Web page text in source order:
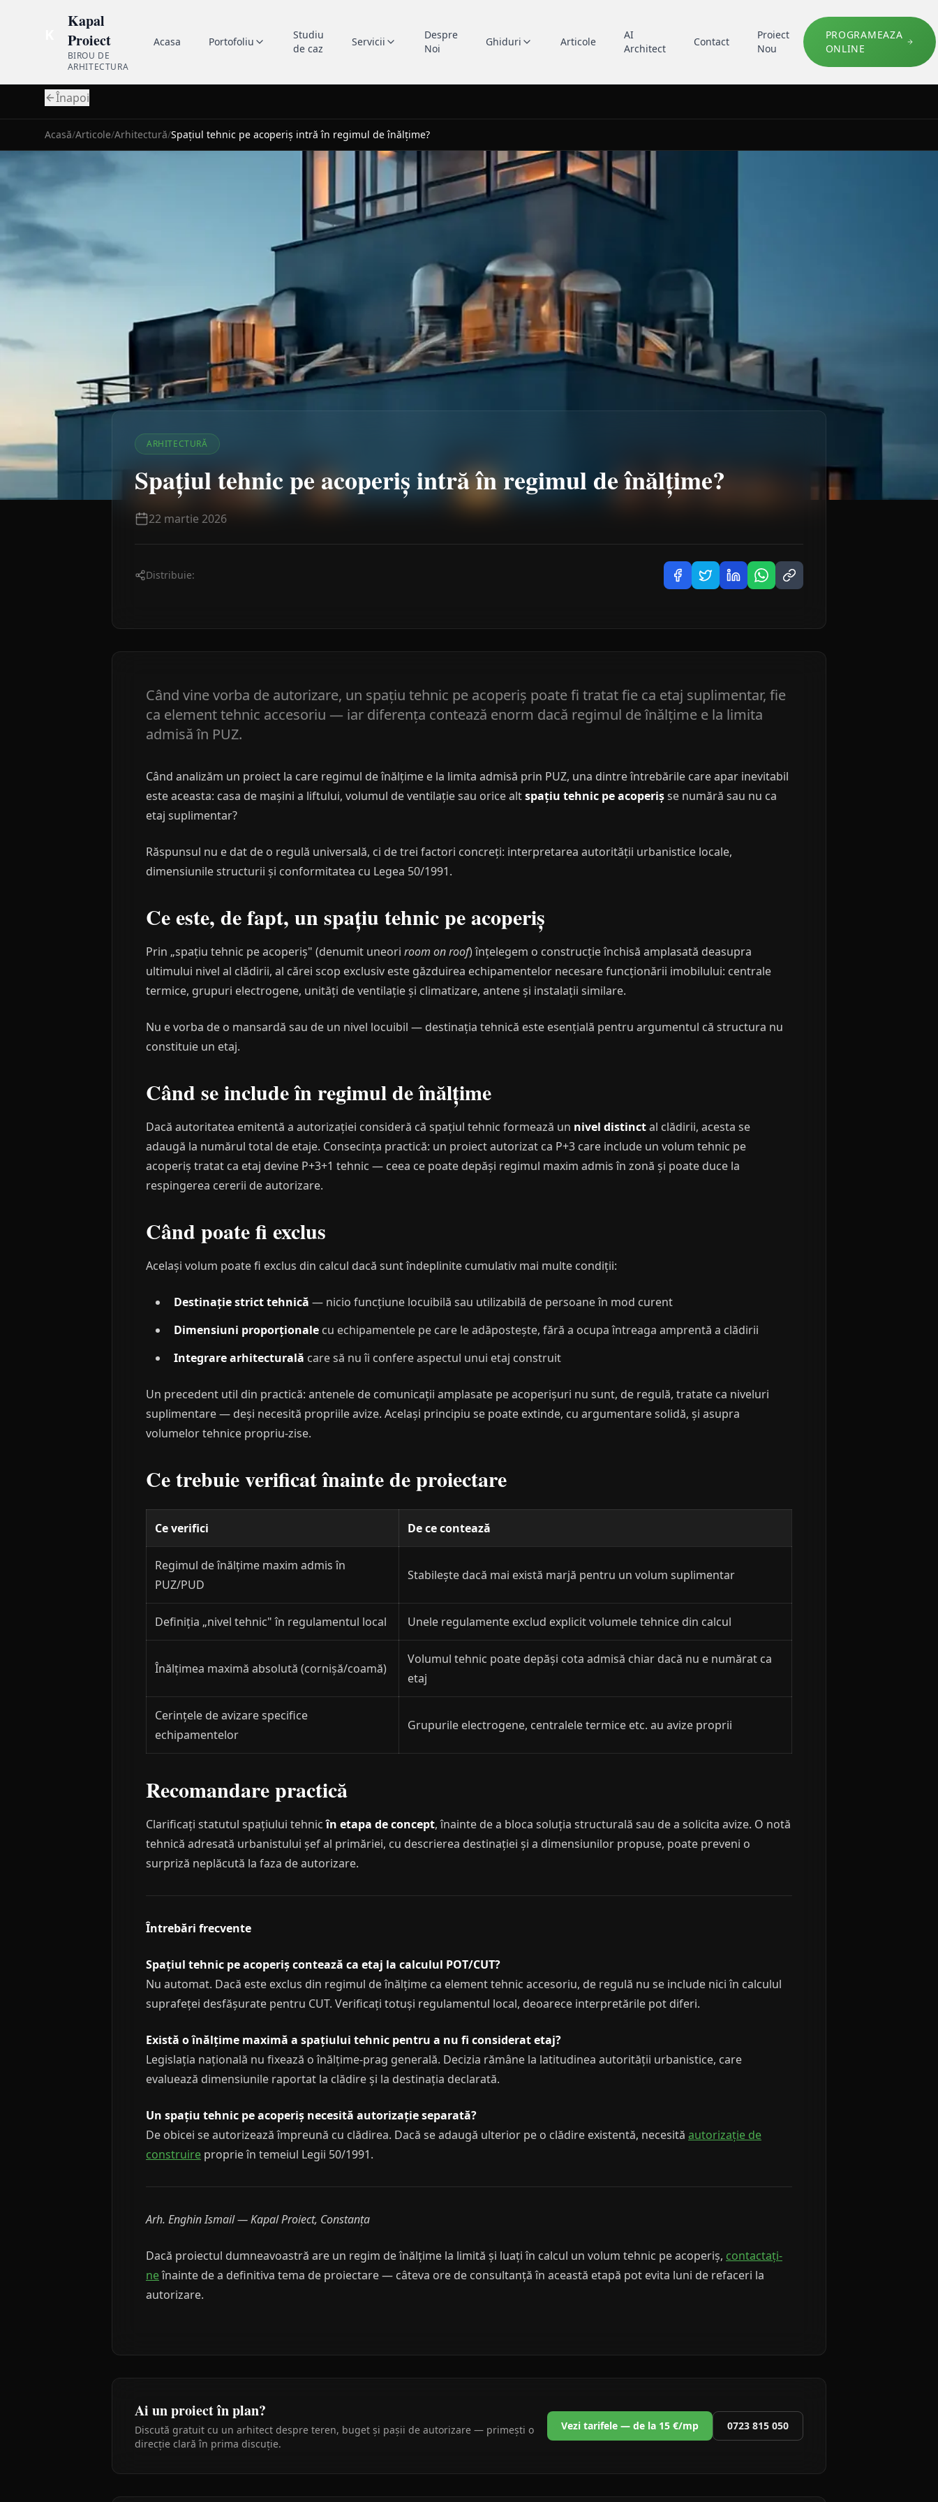
Kapal
Proiect
BIROU DE
ARHITECTURA
Acasa Portofoliu
Studiu
de caz
Servicii
Despre
Noi
Ghiduri Articole
AI
Architect
Contact
Proiect
Nou
PROGRAMEAZA
ONLINE
Înapoi
Acasă/Articole/Arhitectură/Spațiul tehnic pe acoperiș intră în regimul de înălțime?
ARHITECTURĂ
Spațiul tehnic pe acoperiș intră în regimul de înălțime?
22 martie 2026
Distribuie:
Când vine vorba de autorizare, un spațiu tehnic pe acoperiș poate fi tratat fie ca etaj suplimentar, fie
ca element tehnic accesoriu — iar diferența contează enorm dacă regimul de înălțime e la limita
admisă în PUZ.
Când analizăm un proiect la care regimul de înălțime e la limita admisă prin PUZ, una dintre întrebările care apar inevitabil
este aceasta: casa de mașini a liftului, volumul de ventilație sau orice altspațiu tehnic pe acoperișse numără sau nu ca
etaj suplimentar?
Răspunsul nu e dat de o regulă universală, ci de trei factori concreți: interpretarea autorității urbanistice locale,
dimensiunile structurii și conformitatea cu Legea 50/1991.
Ce este, de fapt, un spațiu tehnic pe acoperiș
Prin „spațiu tehnic pe acoperiș" (denumit uneori room on roof) înțelegem o construcție închisă amplasată deasupra
ultimului nivel al clădirii, al cărei scop exclusiv este găzduirea echipamentelor necesare funcționării imobilului: centrale
termice, grupuri electrogene, unități de ventilație și climatizare, antene și instalații similare.
Nu e vorba de o mansardă sau de un nivel locuibil — destinația tehnică este esențială pentru argumentul că structura nu
constituie un etaj.
Când se include în regimul de înălțime
Dacă autoritatea emitentă a autorizației consideră că spațiul tehnic formează un nivel distinctal clădirii, acesta se
adaugă la numărul total de etaje. Consecința practică: un proiect autorizat ca P+3 care include un volum tehnic pe
acoperiș tratat ca etaj devine P+3+1 tehnic — ceea ce poate depăși regimul maxim admis în zonă și poate duce la
respingerea cererii de autorizare.
Când poate fi exclus
Același volum poate fi exclus din calcul dacă sunt îndeplinite cumulativ mai multe condiții:
Destinație strict tehnică — nicio funcțiune locuibilă sau utilizabilă de persoane în mod curent
Dimensiuni proporționale cu echipamentele pe care le adăpostește, fără a ocupa întreaga amprentă a clădirii
Integrare arhitecturală care să nu îi confere aspectul unui etaj construit
Un precedent util din practică: antenele de comunicații amplasate pe acoperișuri nu sunt, de regulă, tratate ca niveluri
suplimentare — deși necesită propriile avize. Același principiu se poate extinde, cu argumentare solidă, și asupra
volumelor tehnice propriu-zise.
Ce trebuie verificat înainte de proiectare
Ce verifici De ce contează
Regimul de înălțime maxim admis în
PUZ/PUD
Stabilește dacă mai există marjă pentru un volum suplimentar
Definiția „nivel tehnic" în regulamentul local Unele regulamente exclud explicit volumele tehnice din calcul
Înălțimea maximă absolută (cornișă/coamă)
Volumul tehnic poate depăși cota admisă chiar dacă nu e numărat ca
etaj
Cerințele de avizare specifice
echipamentelor
Grupurile electrogene, centralele termice etc. au avize proprii
Recomandare practică
Clarificați statutul spațiului tehnicîn etapa de concept, înainte de a bloca soluția structurală sau de a solicita avize. O notă
tehnică adresată urbanistului șef al primăriei, cu descrierea destinației și a dimensiunilor propuse, poate preveni o
surpriză neplăcută la faza de autorizare.
Întrebări frecvente
Spațiul tehnic pe acoperiș contează ca etaj la calculul POT/CUT?
Nu automat. Dacă este exclus din regimul de înălțime ca element tehnic accesoriu, de regulă nu se include nici în calculul
suprafeței desfășurate pentru CUT. Verificați totuși regulamentul local, deoarece interpretările pot diferi.
Există o înălțime maximă a spațiului tehnic pentru a nu fi considerat etaj?
Legislația națională nu fixează o înălțime-prag generală. Decizia rămâne la latitudinea autorității urbanistice, care
evaluează dimensiunile raportat la clădire și la destinația declarată.
Un spațiu tehnic pe acoperiș necesită autorizație separată?
De obicei se autorizează împreună cu clădirea. Dacă se adaugă ulterior pe o clădire existentă, necesită autorizație de
construire proprie în temeiul Legii 50/1991.
Arh. Enghin Ismail — Kapal Proiect, Constanța
Dacă proiectul dumneavoastră are un regim de înălțime la limită și luați în calcul un volum tehnic pe acoperiș, contactați-
neînainte de a definitiva tema de proiectare — câteva ore de consultanță în această etapă pot evita luni de refaceri la
autorizare.
Ai un proiect în plan?
Discută gratuit cu un arhitect despre teren, buget și pașii de autorizare — primești o
direcție clară în prima discuție.
Vezi tarifele — de la 15 €/mp 0723 815 050